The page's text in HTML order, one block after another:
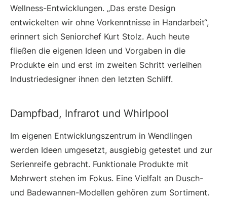
Wellness-Entwicklungen. „Das erste Design
entwickelten wir ohne Vorkenntnisse in Handarbeit“,
erinnert sich Seniorchef Kurt Stolz. Auch heute
fließen die eigenen Ideen und Vorgaben in die
Produkte ein und erst im zweiten Schritt verleihen
Industriedesigner ihnen den letzten Schliff.
Dampfbad, Infrarot und Whirlpool
Im eigenen Entwicklungszentrum in Wendlingen
werden Ideen umgesetzt, ausgiebig getestet und zur
Serienreife gebracht. Funktionale Produkte mit
Mehrwert stehen im Fokus. Eine Vielfalt an Dusch-
und Badewannen-Modellen gehören zum Sortiment.